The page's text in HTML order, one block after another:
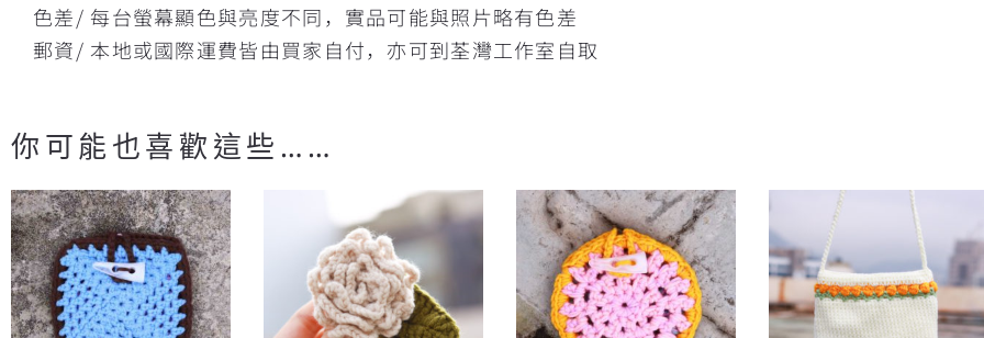
色差/ 每台螢幕顯色與亮度不同，實品可能與照片略有色差
郵資/ 本地或國際運費皆由買家自付，亦可到荃灣工作室自取
你可能也喜歡這些……